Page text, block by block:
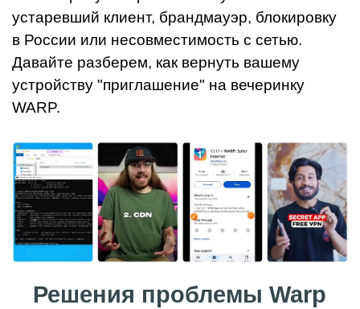
устаревший клиент, брандмауэр, блокировку
в России или несовместимость с сетью.
Давайте разберем, как вернуть вашему
устройству "приглашение" на вечеринку
WARP.
Решения проблемы Warp